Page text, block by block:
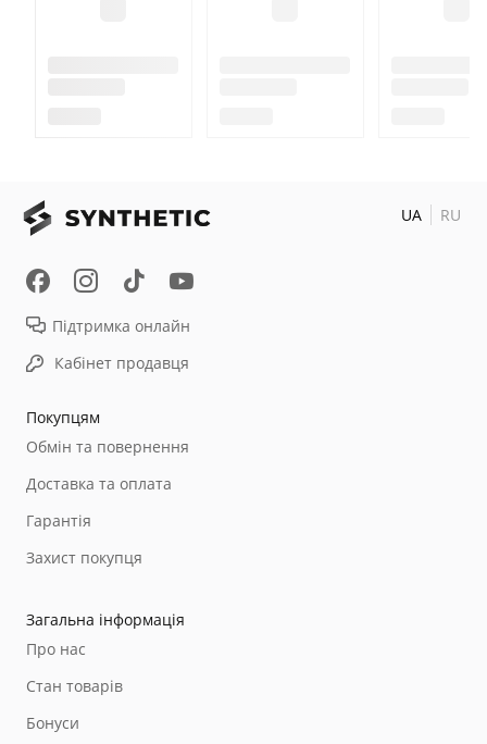
Покупцям
Обмін та повернення
Доставка та оплата
Гарантія
Захист покупця
Загальна інформація
Про нас
Стан товарів
Бонуси
Підтримка онлайн
Кабінет продавця
UA RU